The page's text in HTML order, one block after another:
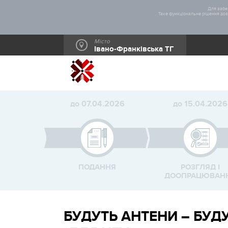
Для
Таке функціональне рішення
Місто
Івано-Франківська ТГ
до 07.04.2026
ПОДАННЯ
до 15.04.2026
РОЗГЛЯД І
БУДУТЬ АНТЕНИ –